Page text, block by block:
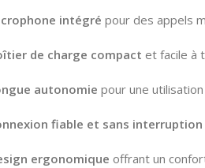
intégré pour des appels
de charge compact et facile à
autonomie pour une
fiable et sans interruption
ergonomique offrant un